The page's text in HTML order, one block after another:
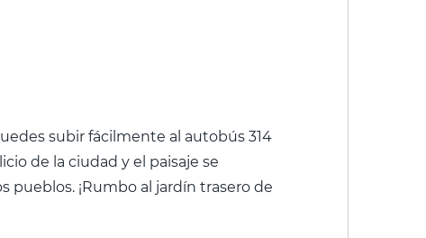
subir fácilmente al autobús 314
de la ciudad y el paisaje se
¡Rumbo al jardín trasero de